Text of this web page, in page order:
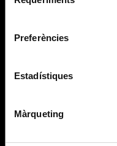
Preferències
Estadístiques
Màrqueting